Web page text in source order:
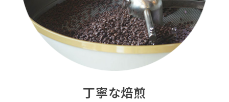
丁寧な焙煎